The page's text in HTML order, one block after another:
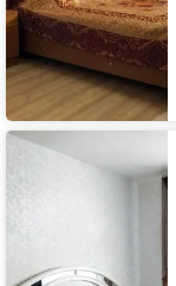
На
Сабуровской